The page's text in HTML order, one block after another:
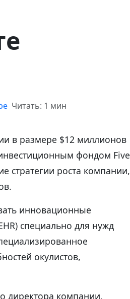
Читать: 1 мин
в размере $12 миллионов
фондом Five
стратегии роста компании,
инновационные
специально для нужд
окулистов,
директора компании,